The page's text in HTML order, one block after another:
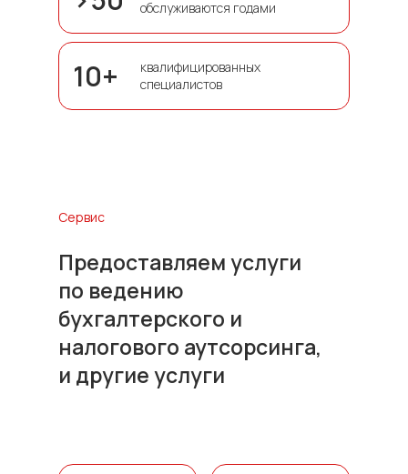
10+
обслуживаются годами
квалифицированных
специалистов
Предоставляем услуги
по ведению
бухгалтерского и
налогового аутсорсинга,
и другие услуги
Сервис